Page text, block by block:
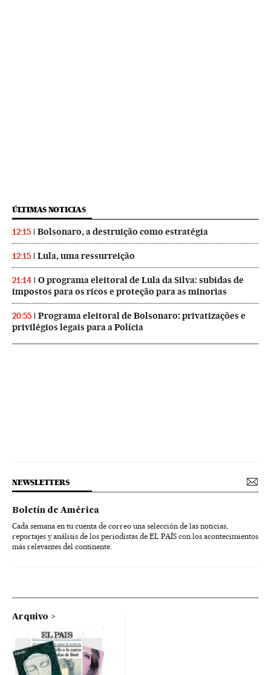
ÚLTIMAS NOTICIAS
12:15 Bolsonaro, a destruição como estratégia
12:15 Lula, uma ressurreição
21:14
O programa eleitoral de Lula da Silva: subidas de
impostos para os ricos e proteção para as minorias
20:55
Programa eleitoral de Bolsonaro: privatizações e
privilégios legais para a Polícia
NEWSLETTERS
Boletín de América
Cada semana en tu cuenta de correo una selección de las noticias,
reportajes y análisis de los periodistas de EL PAÍS con los acontecimientos
más relevantes del continente.
Arquivo